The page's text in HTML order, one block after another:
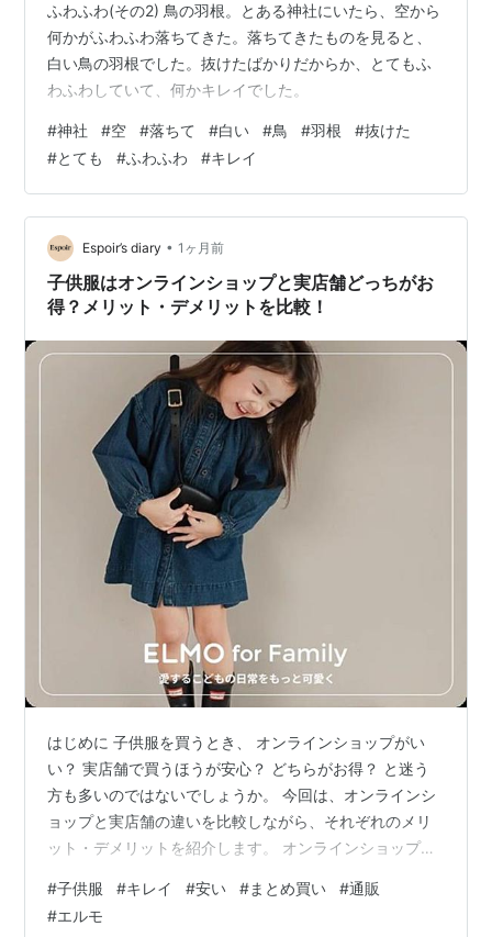
ふわふわ(その2) 鳥の羽根。とある神社にいたら、空から
何かがふわふわ落ちてきた。落ちてきたものを見ると、
白い鳥の羽根でした。抜けたばかりだからか、とてもふ
わふわしていて、何かキレイでした。
#神社 #空 #落ちて #白い #鳥 #羽根 #抜けた
#とても #ふわふわ #キレイ
Espoir’s diary • 1ヶ月前
子供服はオンラインショップと実店舗どっちがお
得？メリット・デメリットを比較！
はじめに 子供服を買うとき、 オンラインショップがい
い？ 実店舗で買うほうが安心？ どちらがお得？ と迷う
方も多いのではないでしょうか。 今回は、オンラインシ
ョップと実店舗の違いを比較しながら、それぞれのメリ
ット・デメリットを紹介します。 オンラインショップの
物ができるので、忙しい子育て中でも空いた時間に商品
を探せます。 ② 商品数が豊富 店舗では売り切れている
#子供服 #キレイ #安い #まとめ買い #通販
#エルモ